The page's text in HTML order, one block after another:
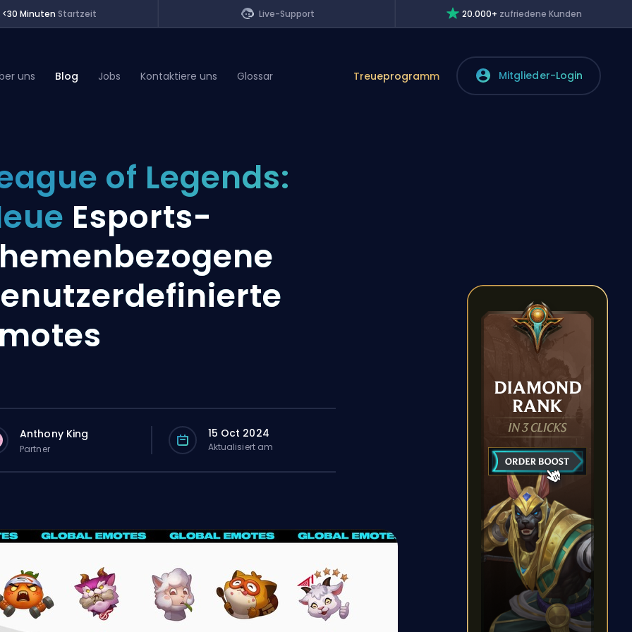
<30 Minuten Startzeit Live-Support 20.000+ zufriedene Kunden
uns Blog Jobs Kontaktiere uns Glossar Treueprogramm Mitglieder-Login
of Legends:
Esports-
Anthony King
Partner
15 Oct 2024
Aktualisiert am